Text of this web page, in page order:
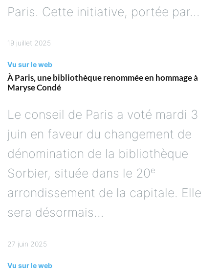
Paris. Cette initiative, portée par...
19 juillet 2025
Vu sur le web
À Paris, une bibliothèque renommée en hommage à
Maryse Condé
Le conseil de Paris a voté mardi 3
juin en faveur du changement de
dénomination de la bibliothèque
Sorbier, située dans le 20ᵉ
arrondissement de la capitale. Elle
sera désormais...
27 juin 2025
Vu sur le web